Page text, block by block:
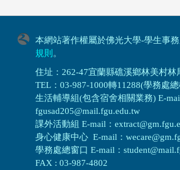
本網站著作權屬於佛光大學-學生事
規則 。
住址：262-47宜蘭縣礁溪鄉林美村林
TEL：03-987-1000轉11288(學務處
生活輔導組(包含宿舍相關業務) E-
fgusad205@mail.fgu.edu.tw
課外活動組 E-mail：
身心健康中心 E-mail：
學務處總窗口 E-mail：
FAX : 03-987-4802